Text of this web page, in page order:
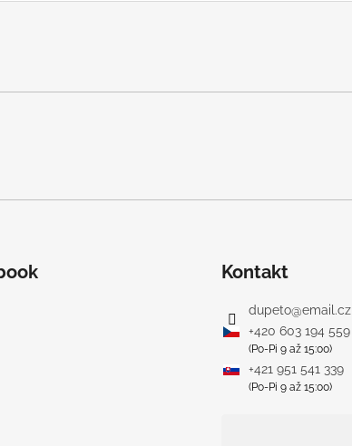
v
p
Kontakt
dupeto@email.cz
+420 603 194 559
(Po-Pi 9 až 15:00)
+421 951 541 339
(Po-Pi 9 až 15:00)